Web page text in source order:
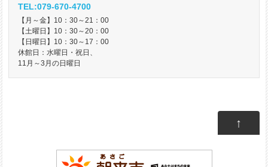
TEL:079-670-4700
【月～金】10：30～21：00
【土曜日】10：30～20：00
【日曜日】10：30～17：00
休館日：水曜日・祝日、
11月～3月の日曜日
↑